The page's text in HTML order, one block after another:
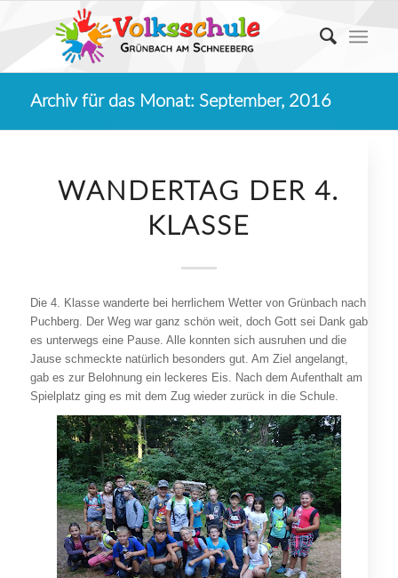
Archiv für das Monat: September, 2016
WANDERTAG DER 4.
KLASSE
Die 4. Klasse wanderte bei herrlichem Wetter von Grünbach nach
Puchberg. Der Weg war ganz schön weit, doch Gott sei Dank gab
es unterwegs eine Pause. Alle konnten sich ausruhen und die
Jause schmeckte natürlich besonders gut. Am Ziel angelangt,
gab es zur Belohnung ein leckeres Eis. Nach dem Aufenthalt am
Spielplatz ging es mit dem Zug wieder zurück in die Schule.